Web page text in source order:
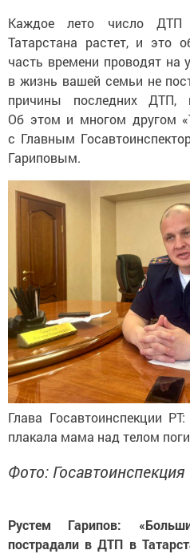
Каждое лето число
Татарстана растет, и это
часть времени проводят на
в жизнь вашей семьи не
причины последних ДТП,
Об этом и многом другом
с Главным
Гариповым.
Глава Госавтоинспекции
плакала мама над телом
Фото: Госавтоинспекция
Рустем Гарипов:
пострадали в ДТП в